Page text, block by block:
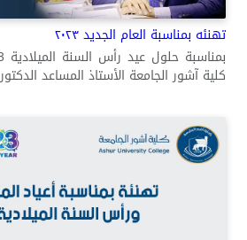
تهنئه بمناسبة العام الجديد ٢٠٢٣
كلية آشور الجامعة الأستاذ المساعد